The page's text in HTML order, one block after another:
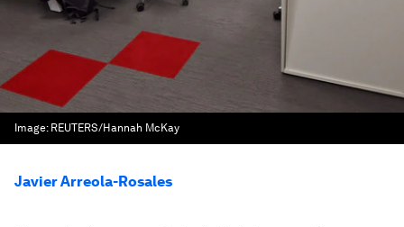
Image: REUTERS/Hannah McKay
Javier Arreola-Rosales